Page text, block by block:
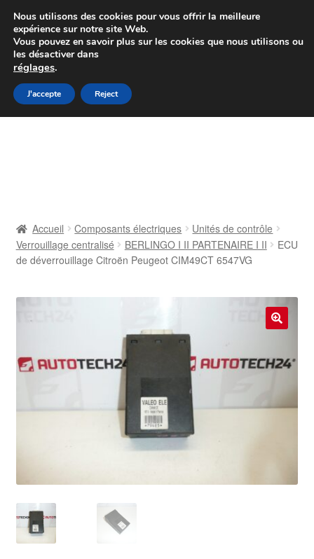
Colissimo livraison à partir de 7 EUR
Du lundi au vendredi de 9 h à 16 h
Aller
à
Aller
au
Contact
Livraison internationale
Mon compte
Politique de confidentialité
Procédure de Réclamation
Accueil Composants électriques
Unités de contrôle
Verrouillage centralisé
BERLINGO I II PARTENAIRE I II
ECU
de déverrouillage Citroën Peugeot CIM49CT 6547VG
Nous utilisons des cookies pour vous offrir la meilleure
expérience sur notre site Web.
Vous pouvez en savoir plus sur les cookies que nous utilisons ou
les désactiver dans
réglages.
J'accepte Reject